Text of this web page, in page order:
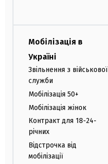
Мобілізація в
Україні
Звільнення з військової
служби
Мобілізація 50+
Мобілізація жінок
Контракт для 18-24-
річних
Відстрочка від
мобілізації